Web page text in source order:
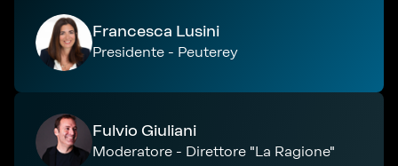
Francesca Lusini
Presidente - Peuterey
Fulvio Giuliani
Moderatore - Direttore "La Ragione"